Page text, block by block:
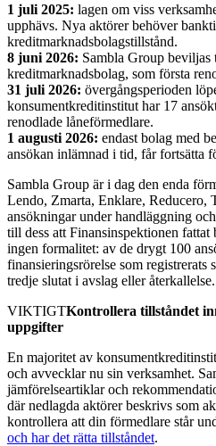
1 juli 2025: lagen om viss
upphävs. Nya aktörer behöver
kreditmarknadsbolagstillstånd.
8 juni 2026: Sambla Group beviljas
kreditmarknadsbolag, som första
31 juli 2026: övergångsperioden
konsumentkreditinstitut har 17
renodlade låneförmedlare.
1 augusti 2026: endast bolag med
ansökan inlämnad i tid, får fortsätta
Sambla Group är i dag den enda
Lendo, Zmarta, Enklare, Reducero,
ansökningar under handläggning
till dess att Finansinspektionen
ingen formalitet: av de drygt 100
finansieringsrörelse som registrerats
tredje slutat i avslag eller återkallelse.
VIKTIGTKontrollera tillståndet
uppgifter
En majoritet av
och avvecklar nu sin verksamhet.
jämförelseartiklar och
där nedlagda aktörer beskrivs som
kontrollera att din förmedlare står
och har det rätta tillståndet.